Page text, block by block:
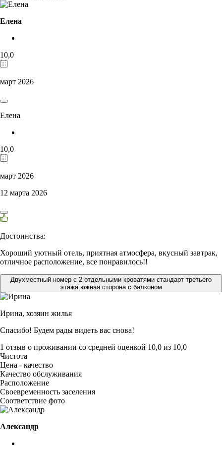
Елена
10,0
март 2026
Елена
10,0
март 2026
12 марта 2026
Достоинства:
Хороший уютный отель, приятная атмосфера, вкусный завтрак,
отличное расположение, все понравилось!!
Двухместный номер с 2 отдельными кроватями стандарт третьего
этажа южная сторона с балконом
Ирина, хозяин жилья
Спасибо! Будем рады видеть вас снова!
1 отзыв о проживании со средней оценкой 10,0 из 10,0
Чистота
Цена - качество
Качество обслуживания
Расположение
Своевременность заселения
Соответствие фото
Александр